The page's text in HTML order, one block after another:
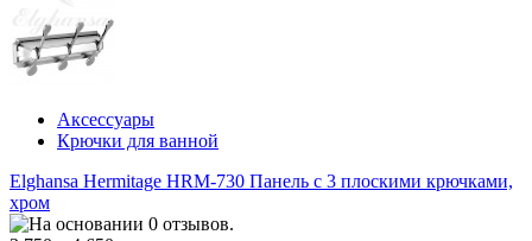
Аксессуары
Крючки для ванной
Elghansa Hermitage HRM-730 Панель с 3 плоскими крючками,
хром